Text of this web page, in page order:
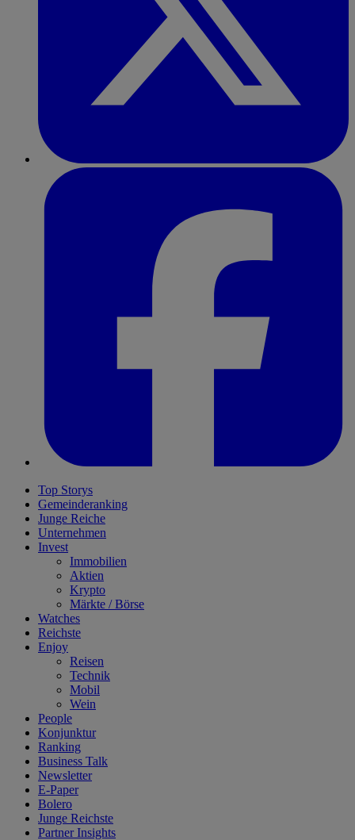
Top Storys
Gemeinderanking
Junge Reiche
Unternehmen
Invest
Immobilien
Aktien
Krypto
Märkte / Börse
Watches
Reichste
Enjoy
Reisen
Technik
Mobil
Wein
People
Konjunktur
Ranking
Business Talk
Newsletter
E-Paper
Bolero
Junge Reichste
Partner Insights